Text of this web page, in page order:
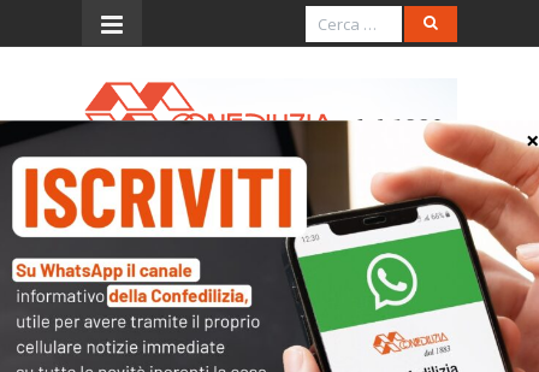
Menu
ORDINANZA DEL 30
GENNAIO 2002, N. 2
(indennità di avviamento)